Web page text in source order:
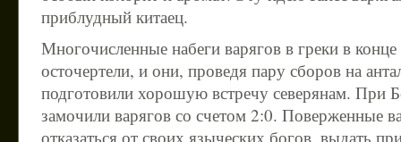
приблудный китаец.
Многочисленные набеги варягов в греки в
осточертели, и они, проведя пару сборов на
подготовили хорошую встречу северянам. При
замочили варягов со счетом 2:0. Поверженные
отказаться от своих языческих богов, выдать